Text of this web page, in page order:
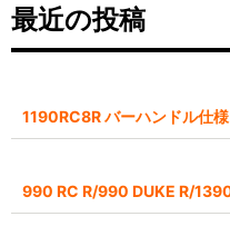
最近の投稿
1190RC8R バーハンドル仕様